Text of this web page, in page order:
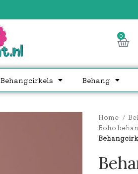
0
Behangcirkels Behang
Home
Boho